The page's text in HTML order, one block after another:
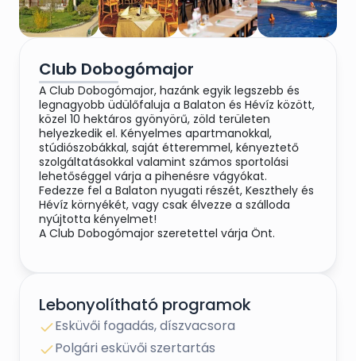
Club Dobogómajor
A Club Dobogómajor, hazánk egyik legszebb és
legnagyobb üdülőfaluja a Balaton és Hévíz között,
közel 10 hektáros gyönyörű, zöld területen
helyezkedik el. Kényelmes apartmanokkal,
stúdiószobákkal, saját étteremmel, kényeztető
szolgáltatásokkal valamint számos sportolási
lehetőséggel várja a pihenésre vágyókat.
Fedezze fel a Balaton nyugati részét, Keszthely és
Hévíz környékét, vagy csak élvezze a szálloda
nyújtotta kényelmet!
A Club Dobogómajor szeretettel várja Önt.
Lebonyolítható programok
Esküvői fogadás, díszvacsora
Polgári esküvői szertartás